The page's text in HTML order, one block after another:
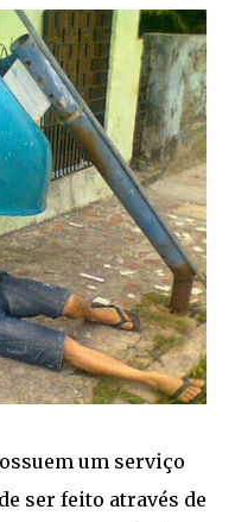
um serviço
ser feito através de